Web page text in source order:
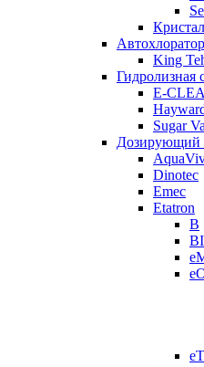
Автохлоратор
King
Гидролизная
E-
Sugar
Дозирующий
Dinotec
Emec
Etatron
B